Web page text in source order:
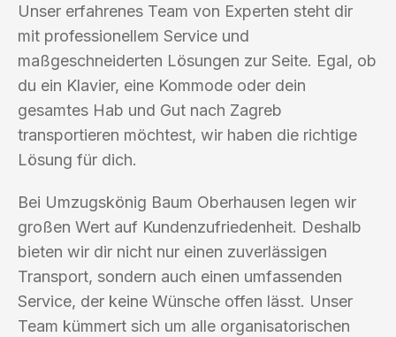
Unser erfahrenes Team von Experten steht dir
mit professionellem Service und
maßgeschneiderten Lösungen zur Seite. Egal, ob
du ein Klavier, eine Kommode oder dein
gesamtes Hab und Gut nach Zagreb
transportieren möchtest, wir haben die richtige
Lösung für dich.
Bei Umzugskönig Baum Oberhausen legen wir
großen Wert auf Kundenzufriedenheit. Deshalb
bieten wir dir nicht nur einen zuverlässigen
Transport, sondern auch einen umfassenden
Service, der keine Wünsche offen lässt. Unser
Team kümmert sich um alle organisatorischen